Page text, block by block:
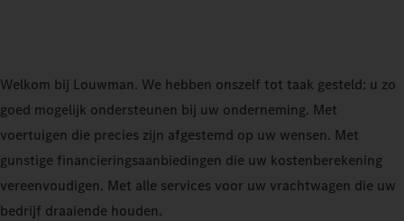
Welkom bij Louwman. We hebben onszelf tot taak gesteld: u zo
goed mogelijk ondersteunen bij uw onderneming. Met
voertuigen die precies zijn afgestemd op uw wensen. Met
gunstige financieringsaanbiedingen die uw kostenberekening
vereenvoudigen. Met alle services voor uw vrachtwagen die uw
bedrijf draaiende houden.